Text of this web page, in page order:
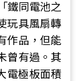
鐵同電池之
玩具風扇轉
作品，但能
曾有過。其
電極板面積